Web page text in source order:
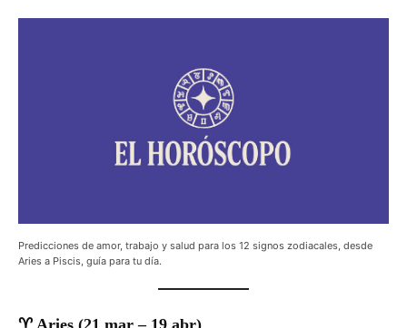
Predicciones de amor, trabajo y salud para los 12 signos zodiacales, desde
Aries a Piscis, guía para tu día.
♈ Aries (21 mar – 19 abr)